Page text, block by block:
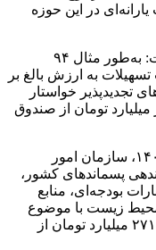
در این حوزه
مدیرعامل صندوق ملی محیط زیست گفت: به‌طور مثال ۹۴
به ارزش بالغ بر
تجدیدپذیر خواستار
به ارزش بالغ بر ۲۵ هزار میلیارد تومان از صندوق
عبدی‌زاده افزود: بر اساس لایحه بودجه ۱۴۰۳، سازمان امور
پسماندهای کشور،
بودجه‌ای، منابع
زیست با موضوع
ایجاد سیستم کنترل و پایش آلودگی‌ها تنها ۲۷۱ میلیارد تومان از